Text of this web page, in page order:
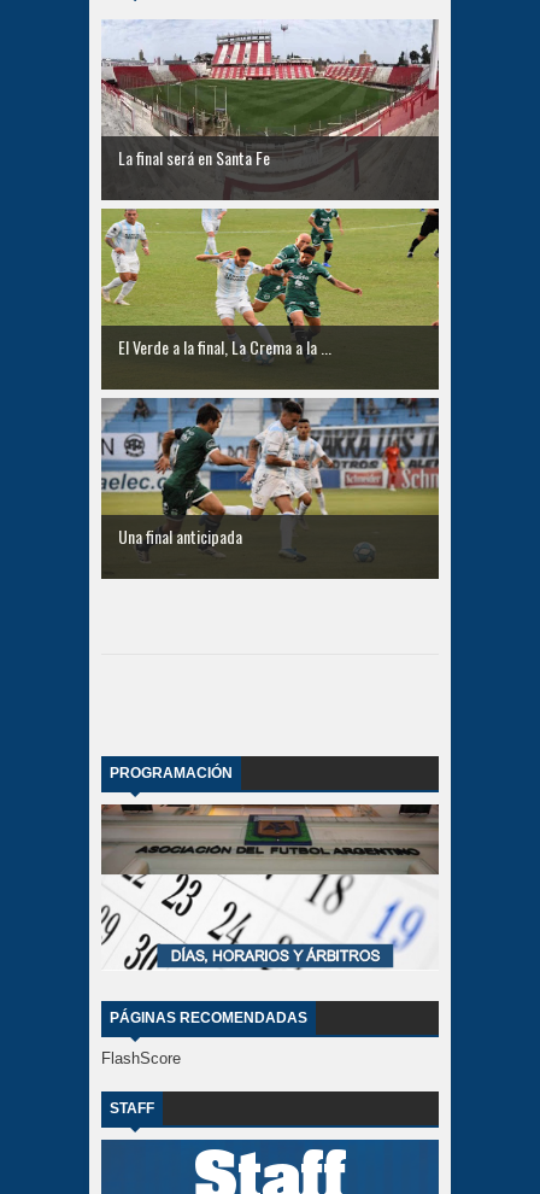
La final será en Santa Fe
El Verde a la final, La Crema a la ...
Una final anticipada
PROGRAMACIÓN
PÁGINAS RECOMENDADAS
FlashScore
STAFF